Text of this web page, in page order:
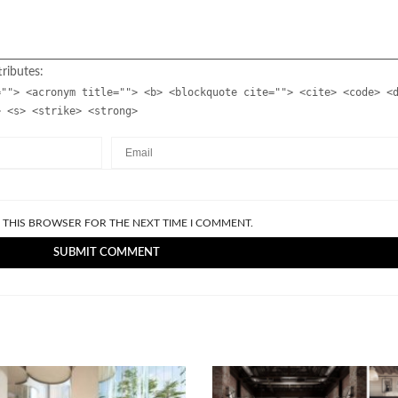
<acronym title=""> <b> <blockquote cite=""> <cite> <code>
<s> <strike> <strong>
BROWSER FOR THE NEXT TIME I COMMENT.